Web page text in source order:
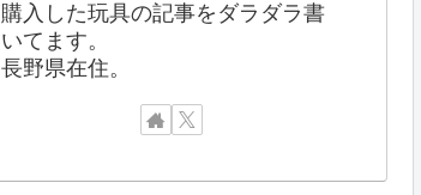
購入した玩具の記事をダラダラ書
いてます。
長野県在住。